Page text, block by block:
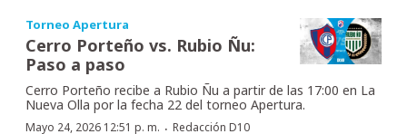
Torneo Apertura
Cerro Porteño vs. Rubio Ñu:
Paso a paso
Cerro Porteño recibe a Rubio Ñu a partir de las 17:00 en La
Nueva Olla por la fecha 22 del torneo Apertura.
Mayo 24, 2026 12:51 p. m. · Redacción D10